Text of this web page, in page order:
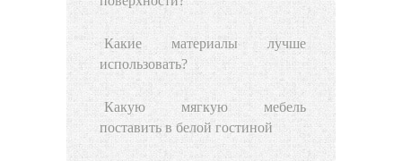
Какие материалы лучше
использовать?
Какую мягкую мебель
поставить в белой гостиной